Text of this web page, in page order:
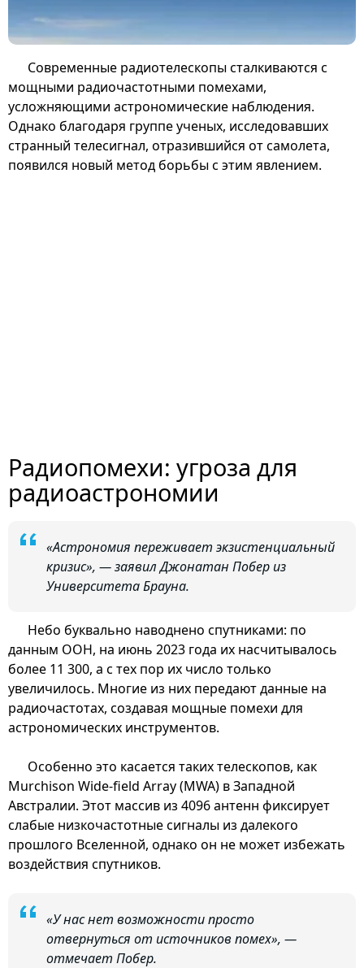
Современные радиотелескопы сталкиваются с
мощными радиочастотными помехами,
усложняющими астрономические наблюдения.
Однако благодаря группе ученых, исследовавших
странный телесигнал, отразившийся от самолета,
появился новый метод борьбы с этим явлением.
Радиопомехи: угроза для
радиоастрономии
«Астрономия переживает экзистенциальный
кризис», — заявил Джонатан Побер из
Университета Брауна.
Небо буквально наводнено спутниками: по
данным ООН, на июнь 2023 года их насчитывалось
более 11 300, а с тех пор их число только
увеличилось. Многие из них передают данные на
радиочастотах, создавая мощные помехи для
астрономических инструментов.
Особенно это касается таких телескопов, как
Murchison Wide-field Array (MWA) в Западной
Австралии. Этот массив из 4096 антенн фиксирует
слабые низкочастотные сигналы из далекого
прошлого Вселенной, однако он не может избежать
воздействия спутников.
«У нас нет возможности просто
отвернуться от источников помех», —
отмечает Побер.